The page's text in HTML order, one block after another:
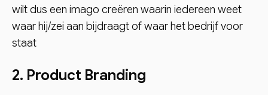
wilt dus een imago creëren waarin iedereen weet
waar hij/zei aan bijdraagt of waar het bedrijf voor
staat
2. Product Branding